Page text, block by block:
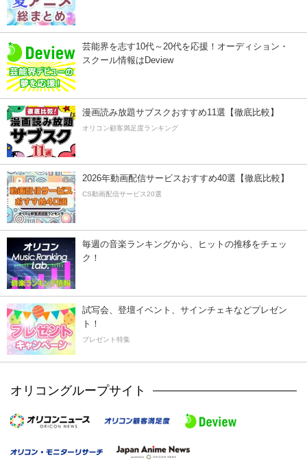
芸能界を志す10代～20代を応援！オーディション・
スクール情報はDeview
漫画読み放題サブスクおすすめ11選【徹底比較】
オリコン顧客満足度ランキング
2026年動画配信サービスおすすめ40選【徹底比較】
CS動画配信サービス20選
毎週の音楽ランキングから、ヒットの推移をチェッ
ク！
試写会、登壇イベント、サインチェキなどプレゼン
ト！
プレゼント特集
オリコングループサイト